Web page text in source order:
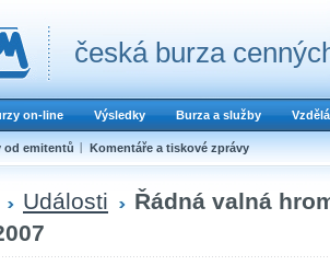
česká burza
on-line Výsledky Burza a služby
od emitentů Komentáře a tiskové zprávy
Události
Řádná valná